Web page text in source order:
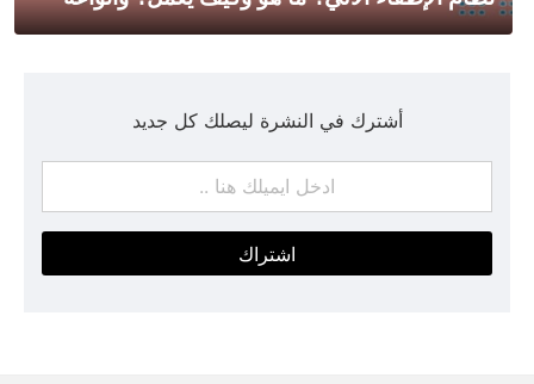
أشترك في النشرة ليصلك كل جديد
اشتراك